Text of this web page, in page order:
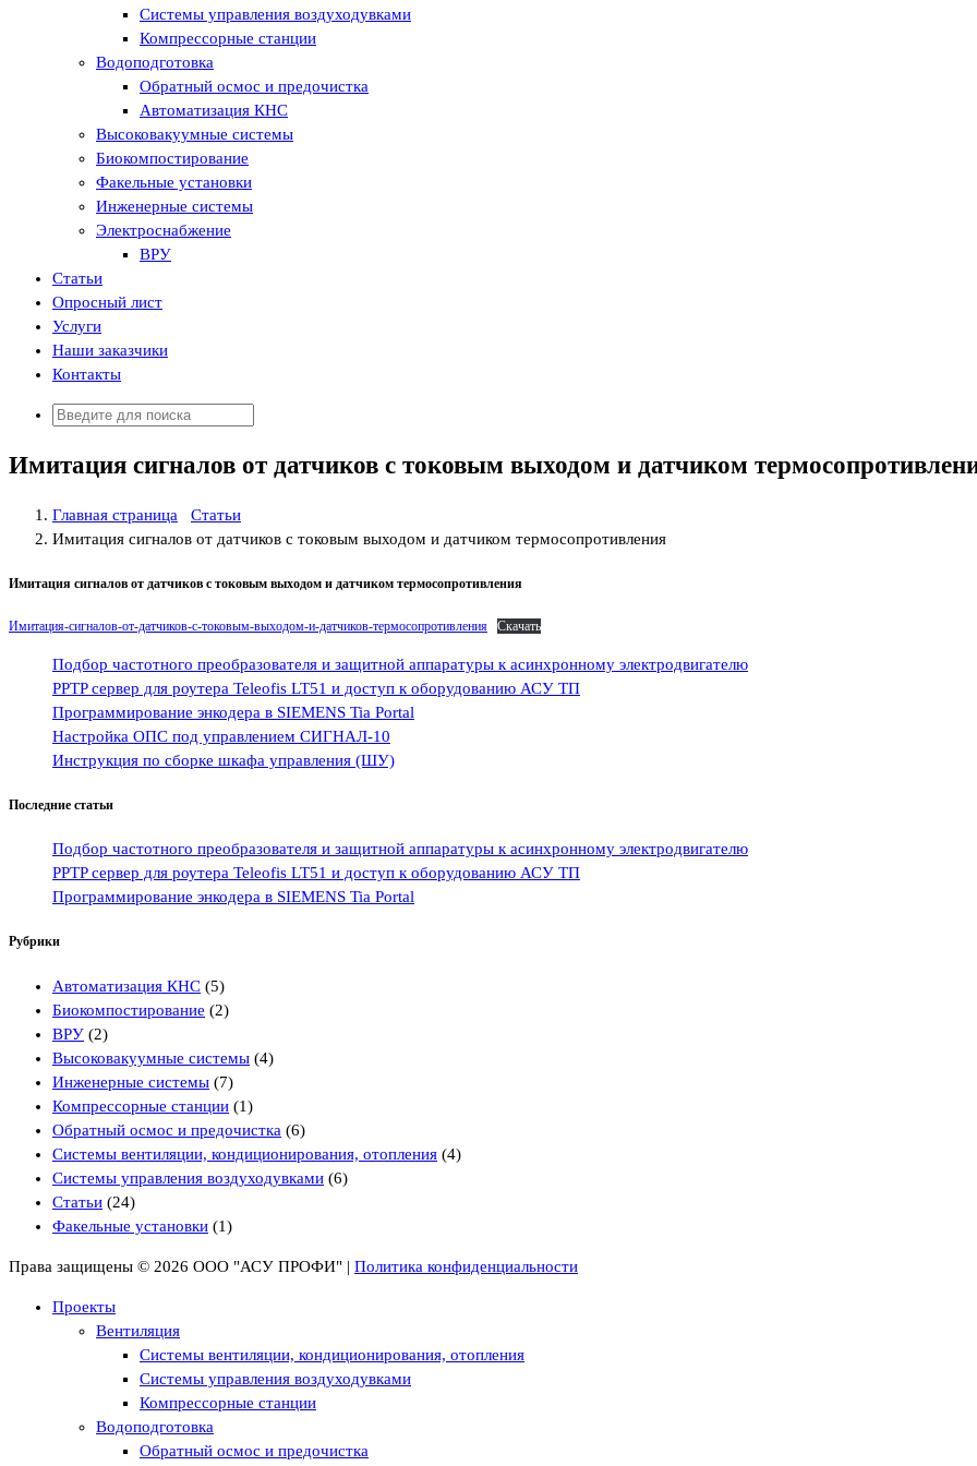
Системы управления воздуходувками
Компрессорные станции
Водоподготовка
Обратный осмос и предочистка
Автоматизация КНС
Высоковакуумные системы
Биокомпостирование
Факельные установки
Инженерные системы
Электроснабжение
ВРУ
Статьи
Опросный лист
Услуги
Наши заказчики
Контакты
Искать:
Имитация сигналов от датчиков с токовым выходом и датчиком
Главная страница
Статьи
Имитация сигналов от датчиков с токовым выходом и датчиком термосопротивления
Имитация сигналов от датчиков с токовым выходом и датчиком термосопротивления
Имитация-сигналов-от-датчиков-с-токовым-выходом-и-датчиков-термосопротивления Скачать
Подбор частотного преобразователя и защитной аппаратуры к асинхронному электродвигателю
PPTP сервер для роутера Teleofis LT51 и доступ к оборудованию АСУ ТП
Программирование энкодера в SIEMENS Tia Portal
Настройка ОПС под управлением СИГНАЛ-10
Инструкция по сборке шкафа управления (ШУ)
Последние статьи
Подбор частотного преобразователя и защитной аппаратуры к асинхронному электродвигателю
PPTP сервер для роутера Teleofis LT51 и доступ к оборудованию АСУ ТП
Программирование энкодера в SIEMENS Tia Portal
Рубрики
Автоматизация КНС (5)
Биокомпостирование (2)
ВРУ (2)
Высоковакуумные системы (4)
Инженерные системы (7)
Компрессорные станции (1)
Обратный осмос и предочистка (6)
Системы вентиляции, кондиционирования, отопления (4)
Системы управления воздуходувками (6)
Статьи (24)
Факельные установки (1)
Права защищены © 2026 ООО "АСУ ПРОФИ" | Политика конфиденциальности
Проекты
Вентиляция
Системы вентиляции, кондиционирования, отопления
Системы управления воздуходувками
Компрессорные станции
Водоподготовка
Обратный осмос и предочистка